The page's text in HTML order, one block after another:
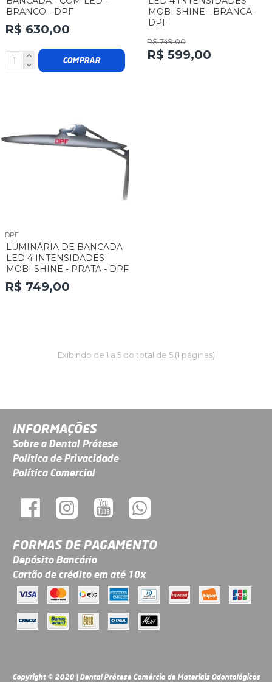
BRANCO - DPF
R$ 630,00
COMPRAR
MOBI SHINE - BRANCA -
DPF
R$ 599,00
R$ 749,00
DPF
LUMINÁRIA DE BANCADA
LED 4 INTENSIDADES
MOBI SHINE - PRATA - DPF
R$ 749,00
Exibindo de 1 a 5 do total de 5 (1 páginas)
INFORMAÇÕES
Sobre a Dental Prótese
Política de Privacidade
Política Comercial
FORMAS DE PAGAMENTO
Depósito Bancário
Cartão de crédito em até 10x
Copyright © 2020 | Dental Prótese Comércio de Materiais Odontológicos